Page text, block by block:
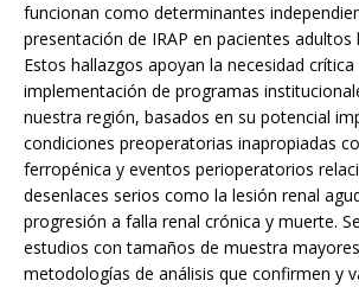
funcionan como determinantes
presentación de IRAP en pacientes adultos
Estos hallazgos apoyan la necesidad
implementación de programas
nuestra región, basados en su potencial
condiciones preoperatorias inapropiadas
ferropénica y eventos perioperatorios
desenlaces serios como la lesión renal
progresión a falla renal crónica y muerte.
estudios con tamaños de muestra
metodologías de análisis que confirmen y